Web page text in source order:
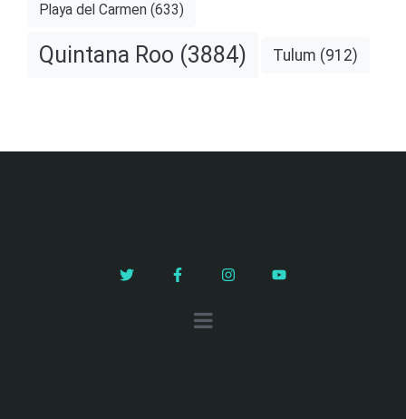
Playa del Carmen (633)
Quintana Roo (3884) Tulum (912)